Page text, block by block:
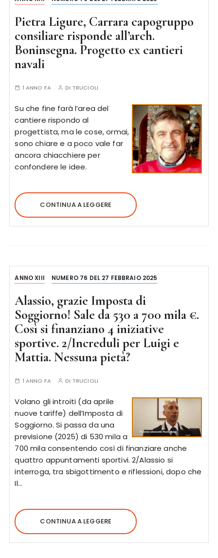
Pietra Ligure, Carrara capogruppo
consiliare risponde all’arch.
Boninsegna. Progetto ex cantieri
navali
1 ANNO FA DI TRUCIOLI
Su che fine farà l’area del
cantiere rispondo al
progettista, ma le cose, ormai,
sono chiare e a poco vale far
ancora chiacchiere per
confondere le idee.
CONTINUA A LEGGERE
ANNO XIII NUMERO 76 DEL 27 FEBBRAIO 2025
Alassio, grazie Imposta di
Soggiorno! Sale da 530 a 700 mila €.
Così si finanziano 4 iniziative
sportive. 2/Increduli per Luigi e
Mattia. Nessuna pietà?
1 ANNO FA DI TRUCIOLI
Volano gli introiti (da aprile
nuove tariffe) dell’Imposta di
Soggiorno. Si passa da una
previsione (2025) di 530 mila a
700 mila consentendo così di finanziare anche
quattro appuntamenti sportivi. 2/Alassio si
interroga, tra sbigottimento e riflessioni, dopo che
Il…
CONTINUA A LEGGERE